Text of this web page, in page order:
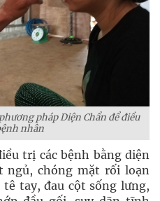
pháp Diện Chẩn để điều
nhân
trị các bệnh bằng diện
ngủ, chóng mặt rối loạn
tay, đau cột sống lưng,